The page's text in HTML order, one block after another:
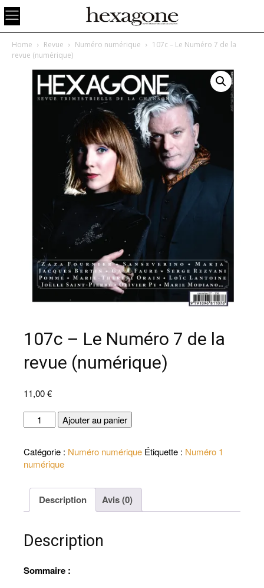
Home Revue Numéro numérique
107c – Le Numéro 7 de la
revue (numérique)
107c – Le Numéro 7 de la
revue (numérique)
11,00€
quantité
de
-
Le
la
(numérique)
Ajouter au panier
Catégorie : Numéro numérique Étiquette : Numéro 1
numérique
Description Avis (0)
Description
Sommaire :